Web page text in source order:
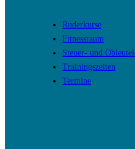
Ruderkurse
Fitnessraum
Steuer- und
Trainingszeiten
Termine